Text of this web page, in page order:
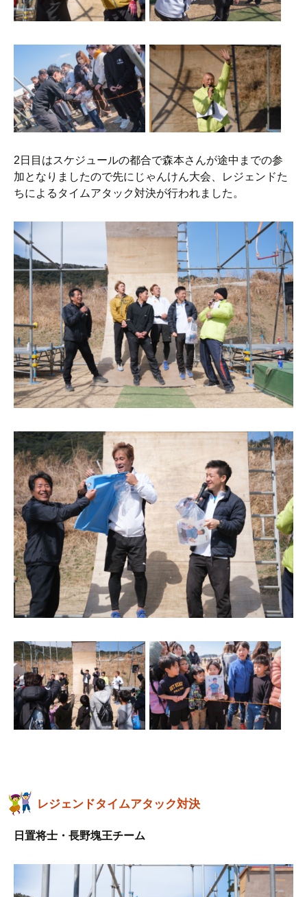
2日目はスケジュールの都合で森本さんが途中までの参
加となりましたので先にじゃんけん大会、レジェンドた
ちによるタイムアタック対決が行われました。
レジェンドタイムアタック対決
日置将士・長野塊王チーム